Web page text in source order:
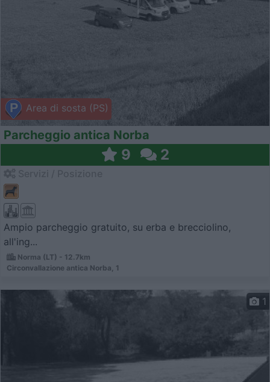
Area di sosta (PS)
Parcheggio antica Norba
9 2
Ampio parcheggio gratuito, su erba e brecciolino,
all'ing...
Norma (LT) - 12.7km
Circonvallazione antica Norba, 1
1